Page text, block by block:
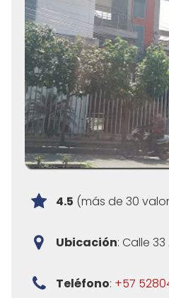
4.5 (más de 30
Ubicación: Calle
Teléfono: +57